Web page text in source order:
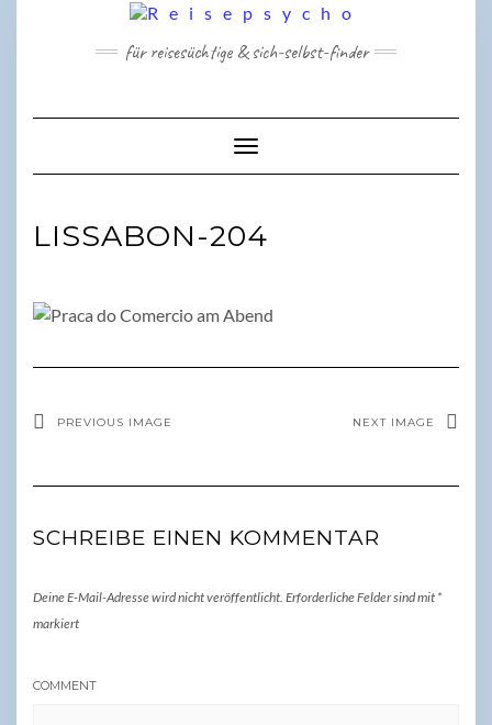
für reisesüchtige & sich-selbst-finder
Toggle Navigation
LISSABON-204
PREVIOUS IMAGE NEXT IMAGE
SCHREIBE EINEN KOMMENTAR
Deine E-Mail-Adresse wird nicht veröffentlicht. Erforderliche Felder sind mit *
markiert
COMMENT